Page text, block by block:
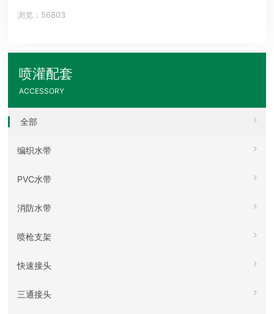
浏览：56803
喷灌配套
ACCESSORY
全部
编织水带
PVC水带
消防水带
喷枪支架
快速接头
三通接头